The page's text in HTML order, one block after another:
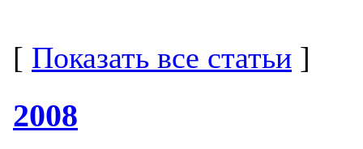
[ Показать все статьи ]
2008